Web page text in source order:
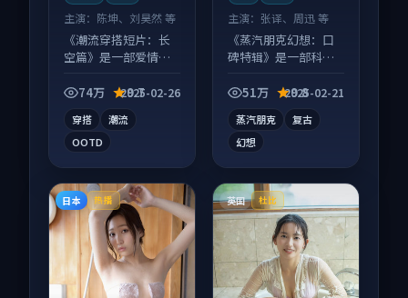
主演： 陈坤、刘昊然 等
《潮流穿搭短片：长
空篇》是一部爱情向
系层层推进，尾声常
74万 9.7
2025-02-26
穿搭
潮流
OOTD
主演： 张译、周迅 等
《蒸汽朋克幻想：口
碑特辑》是一部科幻
蛋别错过，字幕区常
51万 9.8
2025-02-21
蒸汽朋克
复古
幻想
日本 热播 英国 杜比